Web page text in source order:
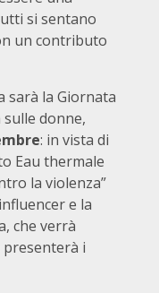
si sentano
un contributo
sarà la Giornata
donne,
: in vista di
Eau thermale
la violenza”
e la
che verrà
i